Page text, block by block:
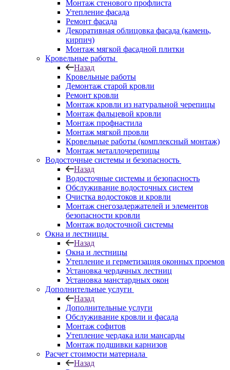
Монтаж стенового профлиста
Утепление фасада
Ремонт фасада
Декоративная облицовка фасада (камень,
кирпич)
Монтаж мягкой фасадной плитки
Кровельные работы
Назад
Кровельные работы
Демонтаж старой кровли
Ремонт кровли
Монтаж кровли из натуральной черепицы
Монтаж фальцевой кровли
Монтаж профнастила
Монтаж мягкой провли
Кровельные работы (комплексный монтаж)
Монтаж металлочерепицы
Водосточные системы и безопасность
Назад
Водосточные системы и безопасность
Обслуживание водосточных систем
Очистка водостоков и кровли
Монтаж снегозадержателей и элементов
безопасности кровли
Монтаж водосточной системы
Окна и лестницы
Назад
Окна и лестницы
Утепление и герметизация оконных проемов
Установка чердачных лестниц
Установка манстардных окон
Дополнительные услуги
Назад
Дополнительные услуги
Обслуживание кровли и фасада
Монтаж софитов
Утепление чердака или мансарды
Монтаж подшивки карнизов
Расчет стоимости материала
Назад